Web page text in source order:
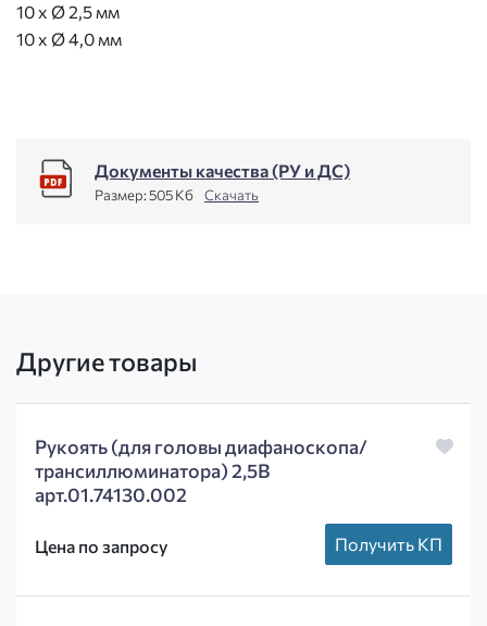
10 x Ø 2,5 мм
10 x Ø 4,0 мм
Документы качества (РУ и ДС)
Размер:505 Кб Скачать
Другие товары
Рукоять (для головы диафаноскопа/
трансиллюминатора) 2,5В
арт.01.74130.002
Цена по запросу Получить КП